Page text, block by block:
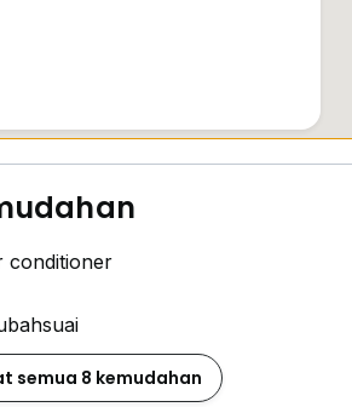
conditioner
semua 8 kemudahan